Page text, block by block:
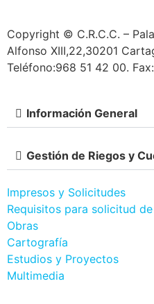
Copyright © C.R.C.C. –
Alfonso XIII,22,30201
Teléfono:968 51 42 00.
Información General
Gestión de Riegos y
Impresos y Solicitudes
Requisitos para solicitud
Obras
Cartografía
Estudios y Proyectos
Multimedia